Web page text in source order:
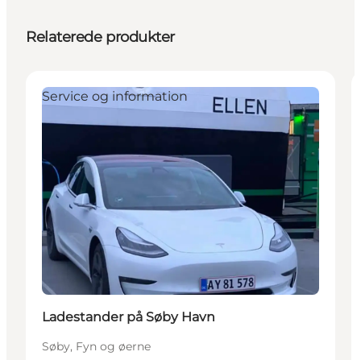
Relaterede produkter
Service og information
Ladestander på Søby Havn
Søby, Fyn og øerne